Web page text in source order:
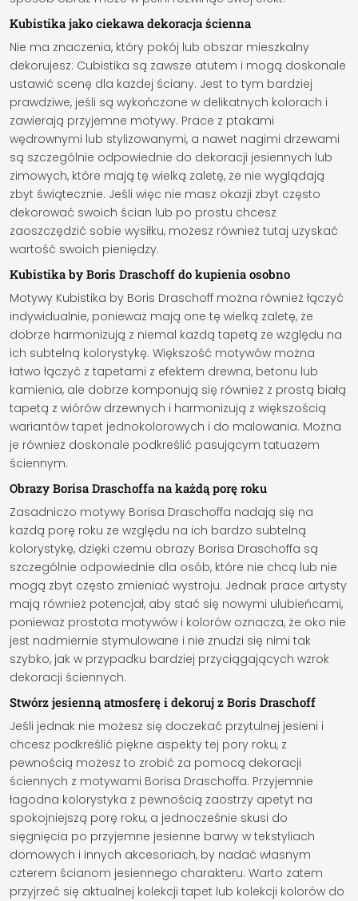
Kubistika jako ciekawa dekoracja ścienna
Nie ma znaczenia, który pokój lub obszar mieszkalny
dekorujesz: Cubistika są zawsze atutem i mogą doskonale
ustawić scenę dla każdej ściany. Jest to tym bardziej
prawdziwe, jeśli są wykończone w delikatnych kolorach i
zawierają przyjemne motywy. Prace z ptakami
wędrownymi lub stylizowanymi, a nawet nagimi drzewami
są szczególnie odpowiednie do dekoracji jesiennych lub
zimowych, które mają tę wielką zaletę, że nie wyglądają
zbyt świątecznie. Jeśli więc nie masz okazji zbyt często
dekorować swoich ścian lub po prostu chcesz
zaoszczędzić sobie wysiłku, możesz również tutaj uzyskać
wartość swoich pieniędzy.
Kubistika by Boris Draschoff do kupienia osobno
Motywy Kubistika by Boris Draschoff można również łączyć
indywidualnie, ponieważ mają one tę wielką zaletę, że
dobrze harmonizują z niemal każdą tapetą ze względu na
ich subtelną kolorystykę. Większość motywów można
łatwo łączyć z tapetami z efektem drewna, betonu lub
kamienia, ale dobrze komponują się również z prostą białą
tapetą z wiórów drzewnych i harmonizują z większością
wariantów tapet jednokolorowych i do malowania. Można
je również doskonale podkreślić pasującym tatuażem
ściennym.
Obrazy Borisa Draschoffa na każdą porę roku
Zasadniczo motywy Borisa Draschoffa nadają się na
każdą porę roku ze względu na ich bardzo subtelną
kolorystykę, dzięki czemu obrazy Borisa Draschoffa są
szczególnie odpowiednie dla osób, które nie chcą lub nie
mogą zbyt często zmieniać wystroju. Jednak prace artysty
mają również potencjał, aby stać się nowymi ulubieńcami,
ponieważ prostota motywów i kolorów oznacza, że oko nie
jest nadmiernie stymulowane i nie znudzi się nimi tak
szybko, jak w przypadku bardziej przyciągających wzrok
dekoracji ściennych.
Stwórz jesienną atmosferę i dekoruj z Boris Draschoff
Jeśli jednak nie możesz się doczekać przytulnej jesieni i
chcesz podkreślić piękne aspekty tej pory roku, z
pewnością możesz to zrobić za pomocą dekoracji
ściennych z motywami Borisa Draschoffa. Przyjemnie
łagodna kolorystyka z pewnością zaostrzy apetyt na
spokojniejszą porę roku, a jednocześnie skusi do
sięgnięcia po przyjemne jesienne barwy w tekstyliach
domowych i innych akcesoriach, by nadać własnym
czterem ścianom jesiennego charakteru. Warto zatem
przyjrzeć się aktualnej kolekcji tapet lub kolekcji kolorów do